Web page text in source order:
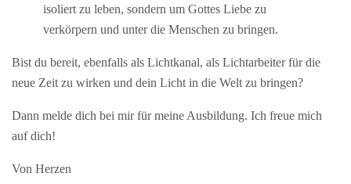
isoliert zu leben, sondern um Gottes Liebe zu
verkörpern und unter die Menschen zu bringen.
Bist du bereit, ebenfalls als Lichtkanal, als Lichtarbeiter für die
neue Zeit zu wirken und dein Licht in die Welt zu bringen?
Dann melde dich bei mir für meine Ausbildung. Ich freue mich
auf dich!
Von Herzen